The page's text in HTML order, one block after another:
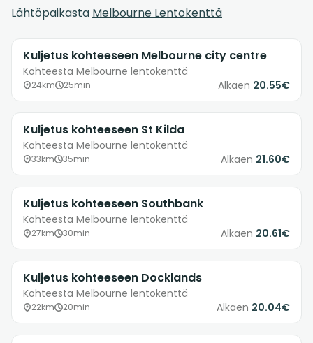
Lähtöpaikasta Melbourne Lentokenttä
Kuljetus kohteeseen Melbourne city centre
Kohteesta Melbourne lentokenttä
24km 25min Alkaen 20.55€
Kuljetus kohteeseen St Kilda
Kohteesta Melbourne lentokenttä
33km 35min Alkaen 21.60€
Kuljetus kohteeseen Southbank
Kohteesta Melbourne lentokenttä
27km 30min Alkaen 20.61€
Kuljetus kohteeseen Docklands
Kohteesta Melbourne lentokenttä
22km 20min Alkaen 20.04€